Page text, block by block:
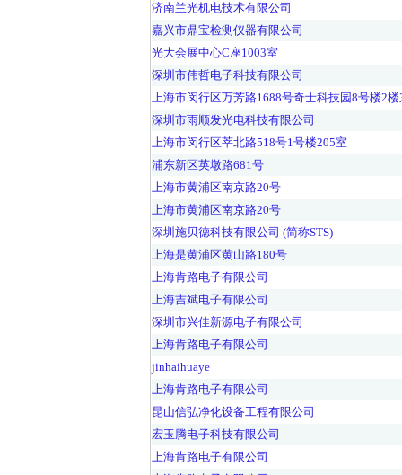
济南兰光机电技术有限公司
嘉兴市鼎宝检测仪器有限公司
光大会展中心C座1003室
深圳市伟哲电子科技有限公司
上海市闵行区万芳路1688号奇士科技园8号楼2楼
深圳市雨顺发光电科技有限公司
上海市闵行区莘北路518号1号楼205室
浦东新区英墩路681号
上海市黄浦区南京路20号
上海市黄浦区南京路20号
深圳施贝德科技有限公司 (简称STS)
上海是黄浦区黄山路180号
上海肯路电子有限公司
上海吉斌电子有限公司
深圳市兴佳新源电子有限公司
上海肯路电子有限公司
jinhaihuaye
上海肯路电子有限公司
昆山信弘净化设备工程有限公司
宏玉腾电子科技有限公司
上海肯路电子有限公司